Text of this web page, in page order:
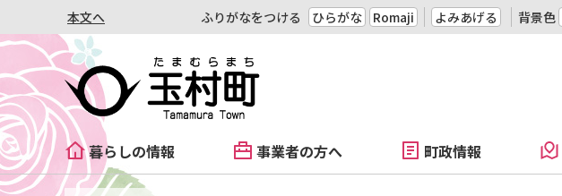
本文へ ふりがなをつける ひらがな Romaji よみあげる 背景色
暮らしの情報 事業者の方へ 町政情報